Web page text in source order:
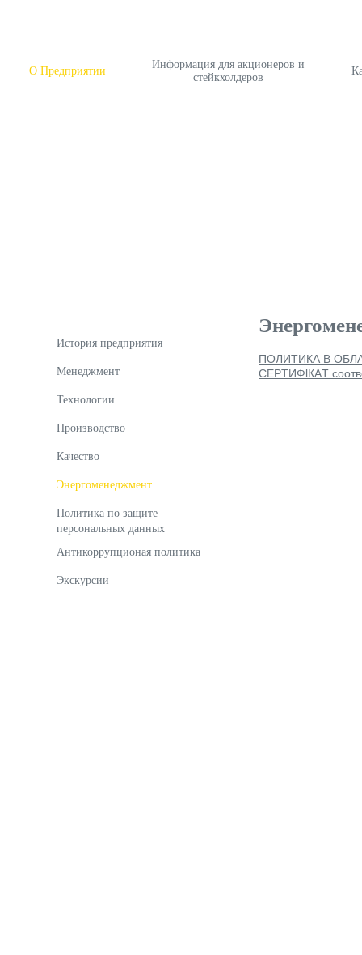
О Предприятии
Информация для акционеров и
стейкхолдеров
История предприятия
Менеджмент
Технологии
Производство
Качество
Энергоменеджмент
Политика по защите
персональных данных
Антикоррупционая политика
Экскурсии
ПОЛИТИКА В
CEPTИФlКΑT